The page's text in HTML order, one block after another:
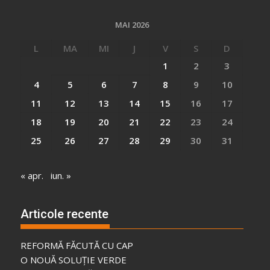
MAI 2026
L MA MI J V S
D
1
2
3
4
5 6 7 8 9
10
11
12 13 14 15 16
17
18
19 20 21 22 23
24
25
26 27 28 29 30 31
« apr. iun. »
Articole recente
REFORMĂ FĂCUTĂ CU CAP
O NOUĂ SOLUȚIE VERDE